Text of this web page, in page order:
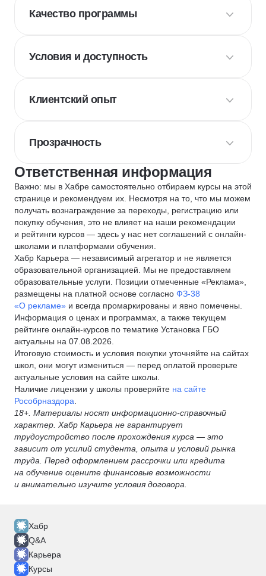
Качество программы
Условия и доступность
Клиентский опыт
Прозрачность
Ответственная информация
Важно: мы в Хабре самостоятельно отбираем курсы на этой
странице и рекомендуем их. Несмотря на то, что мы можем
получать вознаграждение за переходы, регистрацию или
покупку обучения, это не влияет на наши рекомендации
и рейтинги курсов — здесь у нас нет соглашений с онлайн-
школами и платформами обучения.
Хабр Карьера — независимый агрегатор и не является
образовательной организацией. Мы не предоставляем
образовательные услуги. Позиции отмеченные «Реклама»,
размещены на платной основе согласно ФЗ-38
«О рекламе» и всегда промаркированы и явно помечены.
Информация о ценах и программах, а также текущем
рейтинге онлайн-курсов по тематике Установка ГБО
актуальны на 07.08.2026.
Итоговую стоимость и условия покупки уточняйте на сайтах
школ, они могут измениться — перед оплатой проверьте
актуальные условия на сайте школы.
Наличие лицензии у школы проверяйте на сайте
Рособрназдора
18+. Материалы носят информационно-справочный
характер. Хабр Карьера не гарантирует
трудоустройство после прохождения курса — это
зависит от усилий студента, опыта и условий рынка
труда. Перед оформлением рассрочки или кредита
на обучение оцените финансовые возможности
и внимательно изучите условия договора.
Хабр
Q&A
Карьера
Курсы